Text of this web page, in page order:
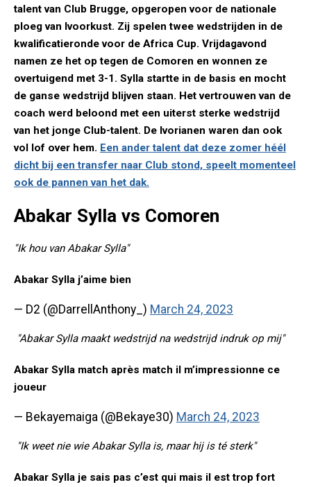
talent van Club Brugge, opgeropen voor de nationale
ploeg van Ivoorkust. Zij spelen twee wedstrijden in de
kwalificatieronde voor de Africa Cup. Vrijdagavond
namen ze het op tegen de Comoren en wonnen ze
overtuigend met 3-1. Sylla startte in de basis en mocht
de ganse wedstrijd blijven staan. Het vertrouwen van de
coach werd beloond met een uiterst sterke wedstrijd
van het jonge Club-talent. De Ivorianen waren dan ook
vol lof over hem. Een ander talent dat deze zomer héél
dicht bij een transfer naar Club stond, speelt momenteel
ook de pannen van het dak.
Abakar Sylla vs Comoren
"Ik hou van Abakar Sylla"
Abakar Sylla j’aime bien
— D2 (@DarrellAnthony_) March 24, 2023
"Abakar Sylla maakt wedstrijd na wedstrijd indruk op mij"
Abakar Sylla match après match il m’impressionne ce
joueur
— Bekayemaiga (@Bekaye30) March 24, 2023
"Ik weet nie wie Abakar Sylla is, maar hij is té sterk"
Abakar Sylla je sais pas c’est qui mais il est trop fort